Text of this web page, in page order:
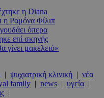
η Diana
η Ραμόνα Φίλιπ
όπερα
επί σκηνής
μακελειό»
| ψυχιατρική κλινική | νέα
family | news | υγεία |
|